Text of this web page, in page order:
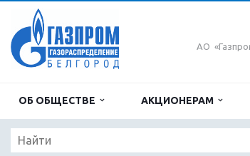
АО
ОБ ОБЩЕСТВЕ АКЦИОНЕРАМ